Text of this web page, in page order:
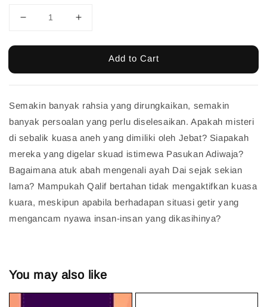
Add to Cart
Semakin banyak rahsia yang dirungkaikan, semakin
banyak persoalan yang perlu diselesaikan. Apakah misteri
di sebalik kuasa aneh yang dimiliki oleh Jebat? Siapakah
mereka yang digelar skuad istimewa Pasukan Adiwaja?
Bagaimana atuk abah mengenali ayah Dai sejak sekian
lama? Mampukah Qalif bertahan tidak mengaktifkan kuasa
kuara, meskipun apabila berhadapan situasi getir yang
mengancam nyawa insan-insan yang dikasihinya?
You may also like